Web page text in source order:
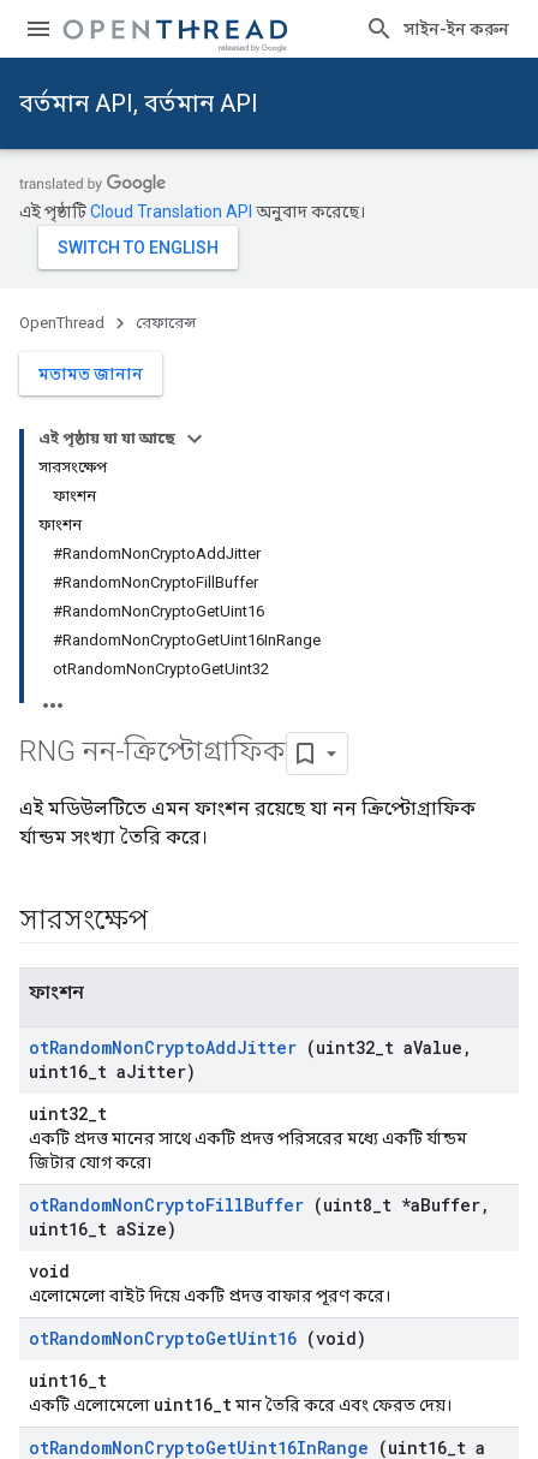
সাইন-ইন করুন
বর্তমান API, বর্তমান API
এই পৃষ্ঠাটিCloud Translation API অনুবাদ করেছে।
OpenThread রেফারেন্স
মতামত জানান
এই পৃষ্ঠায় যা যা আছে
সারসংক্ষেপ
ফাংশন
ফাংশন
#RandomNonCryptoAddJitter
#RandomNonCryptoFillBuffer
#RandomNonCryptoGetUint16
#RandomNonCryptoGetUint16InRange
otRandomNonCryptoGetUint32
RNG নন-ক্রিপ্টোগ্রাফিক
এই মডিউলটিতে এমন ফাংশন রয়েছে যা নন ক্রিপ্টোগ্রাফিক
র্যান্ডম সংখ্যা তৈরি করে।
সারসংক্ষেপ
ফাংশন
otRandomNonCryptoAddJitter (uint32 t aValue ,
uint16 t aJitter)
uint32_t
একটি প্রদত্ত মানের সাথে একটি প্রদত্ত পরিসরের মধ্যে একটি র্যান্ডম
জিটার যোগ করে৷
otRandomNonCryptoFillBuffer (uint8 t *aBuffer,
uint16 t aSize)
void
এলোমেলো বাইট দিয়ে একটি প্রদত্ত বাফার পূরণ করে।
otRandomNonCryptoGetUint16 (void)
uint16_t
একটি এলোমেলো uint16_tমান তৈরি করে এবং ফেরত দেয়।
otRandomNonCryptoGetUint16InRange (uint16 t a